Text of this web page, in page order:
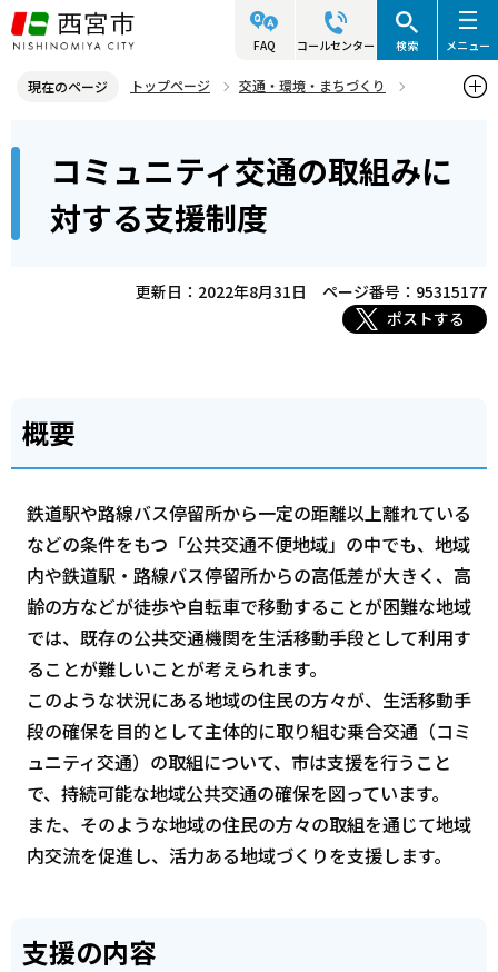
こ
の
ジ
頭
FAQ コールセンター 検索 メニュー
現在のページ トップページ
交通・環境・まちづくり
コミュニティ交通の取組みに対する支援制度
コミュニティ交通の取組みに
対する支援制度
更新日：2022年8月31日
ページ番号：95315177
ポストする
概要
鉄道駅や路線バス停留所から一定の距離以上離れている
などの条件をもつ「公共交通不便地域」の中でも、地域
内や鉄道駅・路線バス停留所からの高低差が大きく、高
齢の方などが徒歩や自転車で移動することが困難な地域
では、既存の公共交通機関を生活移動手段として利用す
ることが難しいことが考えられます。
このような状況にある地域の住民の方々が、生活移動手
段の確保を目的として主体的に取り組む乗合交通（コミ
ュニティ交通）の取組について、市は支援を行うこと
で、持続可能な地域公共交通の確保を図っています。
また、そのような地域の住民の方々の取組を通じて地域
内交流を促進し、活力ある地域づくりを支援します。
支援の内容